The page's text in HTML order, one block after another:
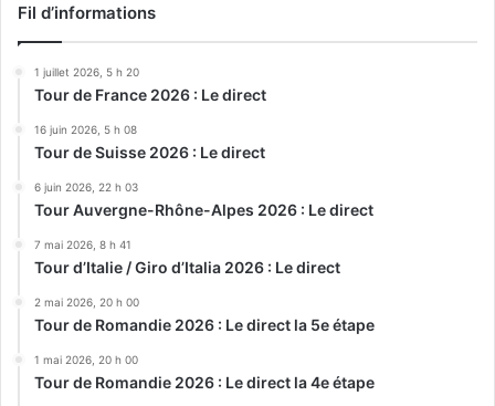
Fil d’informations
1 juillet 2026, 5 h 20
Tour de France 2026 : Le direct
16 juin 2026, 5 h 08
Tour de Suisse 2026 : Le direct
6 juin 2026, 22 h 03
Tour Auvergne-Rhône-Alpes 2026 : Le direct
7 mai 2026, 8 h 41
Tour d’Italie / Giro d’Italia 2026 : Le direct
2 mai 2026, 20 h 00
Tour de Romandie 2026 : Le direct la 5e étape
1 mai 2026, 20 h 00
Tour de Romandie 2026 : Le direct la 4e étape